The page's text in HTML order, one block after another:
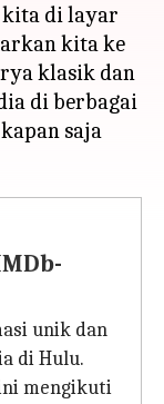
kita di layar
kita ke
klasik dan
di berbagai
saja
unik dan
di Hulu.
mengikuti